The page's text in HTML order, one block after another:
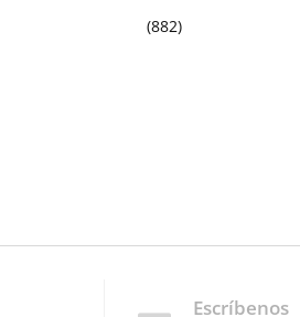
(882)
Escríbenos